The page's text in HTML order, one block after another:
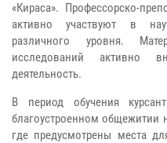
«Кираса». Профессорско-
активно участвуют в
различного уровня.
исследований активно
деятельность.
В период обучения
благоустроенном общежитии
где предусмотрены места